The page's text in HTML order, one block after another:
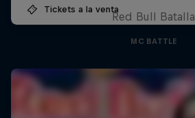
Tickets a la venta
Red Bull Batalla
MC BATTLE